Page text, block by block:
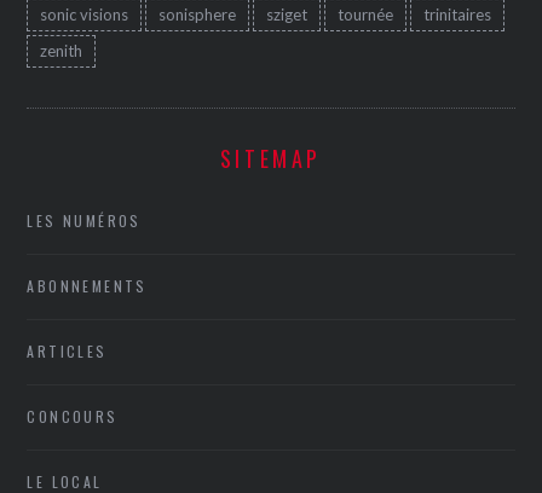
sonic visions
sonisphere sziget tournée
trinitaires
zenith
SITEMAP
LES NUMÉROS
ABONNEMENTS
ARTICLES
CONCOURS
LE LOCAL